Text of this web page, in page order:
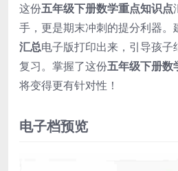
这份五年级下册数学重点知识点
手，更是期末冲刺的提分利器。
汇总电子版打印出来，引导孩
复习。掌握了这份五年级下册数
将变得更有针对性！
电子档预览